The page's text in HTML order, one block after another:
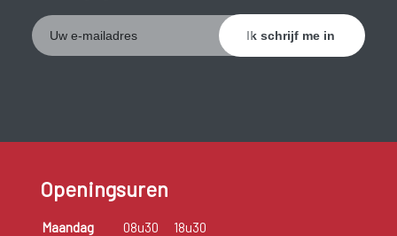
Openingsuren
Maandag 08u30
18u30